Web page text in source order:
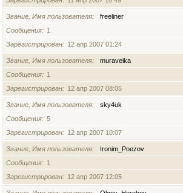
Звание, Имя пользователя
freeliner
Сообщения
1
Зарегистрирован
12 апр 2007 01:24
Звание, Имя пользователя
muraveika
Сообщения
1
Зарегистрирован
12 апр 2007 08:05
Звание, Имя пользователя
sky4uk
Сообщения
5
Зарегистрирован
12 апр 2007 10:07
Звание, Имя пользователя
Ironim_Poezov
Сообщения
1
Зарегистрирован
12 апр 2007 12:05